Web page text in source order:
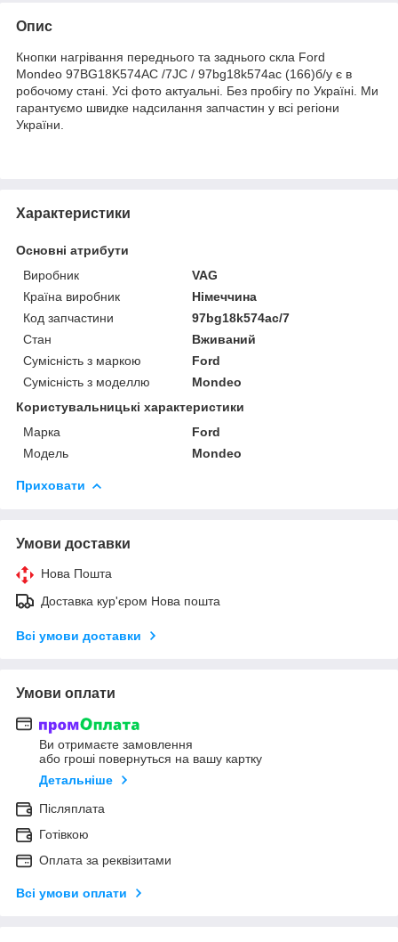
Опис
Кнопки нагрівання переднього та заднього скла Ford
Mondeo 97BG18K574AC /7JC / 97bg18k574ac (166)б/у є в
робочому стані. Усі фото актуальні. Без пробігу по Україні. Ми
гарантуємо швидке надсилання запчастин у всі регіони
України.
Характеристики
Основні атрибути
Виробник
VAG
Країна виробник
Німеччина
Код запчастини
97bg18k574ac/7
Стан
Вживаний
Сумісність з маркою
Ford
Сумісність з моделлю
Mondeo
Користувальницькі характеристики
Марка
Ford
Модель
Mondeo
Приховати
Умови доставки
Нова Пошта
Доставка кур'єром Нова пошта
Всі умови доставки
Умови оплати
Ви отримаєте замовлення
або гроші повернуться на вашу картку
Детальніше
Післяплата
Готівкою
Оплата за реквізитами
Всі умови оплати